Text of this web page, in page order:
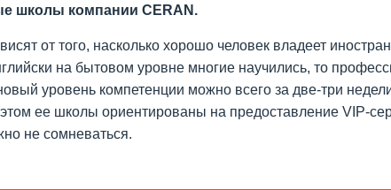
школы компании CERAN.
от того, насколько хорошо человек владеет
на бытовом уровне многие научились, то
уровень компетенции можно всего за две-три
ее школы ориентированы на предоставление VIP-
не сомневаться.